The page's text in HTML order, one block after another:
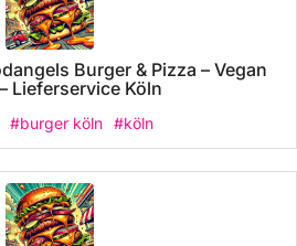
Burger & Pizza – Vegan
Lieferservice Köln
#burger köln #köln